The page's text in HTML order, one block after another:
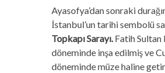
Ayasofya’dan sonraki
İstanbul’un tarihi sembolü
Topkapı Sarayı.Fatih Sultan
döneminde inşa edilmiş ve
döneminde müze haline